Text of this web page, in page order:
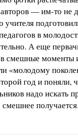
— им-то не
в
А еще
смешные моменты
«молодому
год и поняли,
надо искать
смешнее получается.